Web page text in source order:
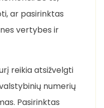
ar pasirinktas
vertybes ir
reikia atsižvelgti
numerių
Pasirinktas